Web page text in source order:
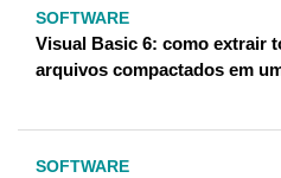
SOFTWARE
Visual Basic 6: como extrair
arquivos compactados em
SOFTWARE